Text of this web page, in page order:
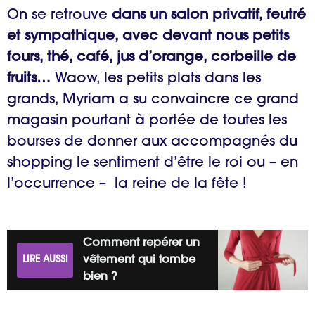
On se retrouve dans un salon privatif, feutré
et sympathique, avec devant nous petits
fours, thé, café, jus d’orange, corbeille de
fruits… Waow, les petits plats dans les
grands, Myriam a su convaincre ce grand
magasin pourtant à portée de toutes les
bourses de donner aux accompagnés du
shopping le sentiment d’être le roi ou – en
l’occurrence – la reine de la fête !
LIRE AUSSI
Comment repérer un
vêtement qui tombe
bien ?